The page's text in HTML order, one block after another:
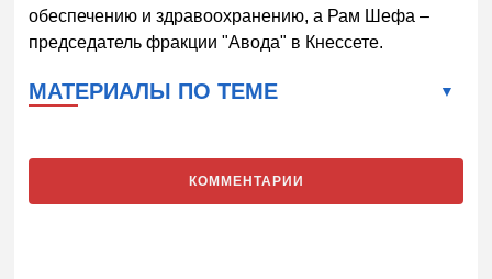
обеспечению и здравоохранению, а Рам Шефа –
председатель фракции "Авода" в Кнессете.
МАТЕРИАЛЫ ПО ТЕМЕ
КОММЕНТАРИИ